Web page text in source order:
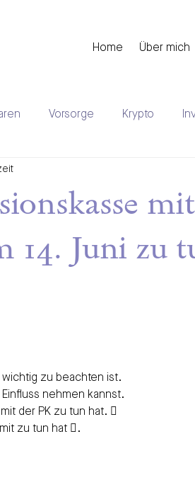
Home Über mich
Vorsorge Krypto
14. Juni zu
wichtig zu beachten ist.
nehmen kannst.
der PK zu tun hat. 
zu tun hat .